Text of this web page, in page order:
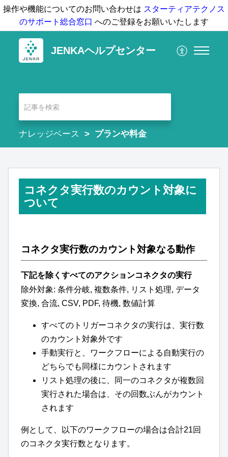
操作や機能についてのお問い合わせは スターティアテクノス
のサポート総合窓口 へのご登録をお願いいたします
JENKAヘルプセンター
ナレッジベース プランや料金
コネクタ実行数のカウント対象に
ついて
コネクタ実行数のカウント対象なる動作
下記を除くすべてのアクションコネクタの実行
除外対象: 条件分岐, 複数条件, リスト処理, データ
変換, 合流, CSV, PDF, 待機, 数値計算
すべてのトリガーコネクタの実行は、実行数
のカウント対象外です
手動実行と、ワークフローによる自動実行の
どちらでも同様にカウントされます
リスト処理の後に、同一のコネクタが複数回
実行された場合は、その回数ぶんがカウント
されます
例として、以下のワークフローの場合は合計21回
のコネクタ実行数となります。